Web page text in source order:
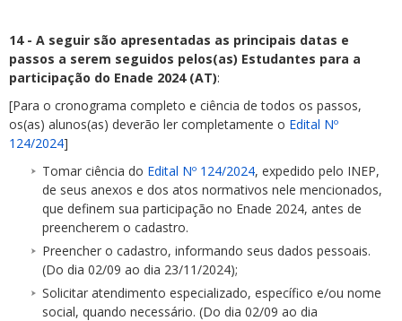
14 - A seguir são apresentadas as principais datas e
passos a serem seguidos pelos(as) Estudantes para a
participação do Enade 2024 (AT):
[Para o cronograma completo e ciência de todos os passos,
os(as) alunos(as) deverão ler completamente o Edital Nº
124/2024]
Tomar ciência do Edital Nº 124/2024, expedido pelo INEP,
de seus anexos e dos atos normativos nele mencionados,
que definem sua participação no Enade 2024, antes de
preencherem o cadastro.
Preencher o cadastro, informando seus dados pessoais.
(Do dia 02/09 ao dia 23/11/2024);
Solicitar atendimento especializado, específico e/ou nome
social, quando necessário. (Do dia 02/09 ao dia